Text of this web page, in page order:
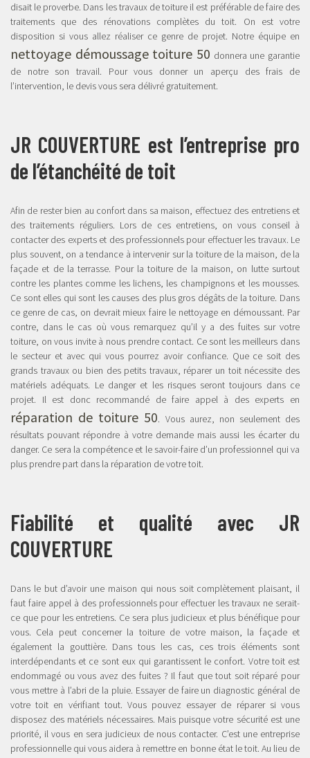
disait le proverbe. Dans les travaux de toiture il est préférable de faire des
traitements que des rénovations complètes du toit. On est votre
disposition si vous allez réaliser ce genre de projet. Notre équipe en
nettoyage démoussage toiture 50 donnera une garantie
de notre son travail. Pour vous donner un aperçu des frais de
l’intervention, le devis vous sera délivré gratuitement.
JR COUVERTURE est l’entreprise pro
de l’étanchéité de toit
Afin de rester bien au confort dans sa maison, effectuez des entretiens et
des traitements réguliers. Lors de ces entretiens, on vous conseil à
contacter des experts et des professionnels pour effectuer les travaux. Le
plus souvent, on a tendance à intervenir sur la toiture de la maison, de la
façade et de la terrasse. Pour la toiture de la maison, on lutte surtout
contre les plantes comme les lichens, les champignons et les mousses.
Ce sont elles qui sont les causes des plus gros dégâts de la toiture. Dans
ce genre de cas, on devrait mieux faire le nettoyage en démoussant. Par
contre, dans le cas où vous remarquez qu’il y a des fuites sur votre
toiture, on vous invite à nous prendre contact. Ce sont les meilleurs dans
le secteur et avec qui vous pourrez avoir confiance. Que ce soit des
grands travaux ou bien des petits travaux, réparer un toit nécessite des
matériels adéquats. Le danger et les risques seront toujours dans ce
projet. Il est donc recommandé de faire appel à des experts en
réparation de toiture 50. Vous aurez, non seulement des
résultats pouvant répondre à votre demande mais aussi les écarter du
danger. Ce sera la compétence et le savoir-faire d’un professionnel qui va
plus prendre part dans la réparation de votre toit.
Fiabilité et qualité avec JR
COUVERTURE
Dans le but d’avoir une maison qui nous soit complètement plaisant, il
faut faire appel à des professionnels pour effectuer les travaux ne serait-
ce que pour les entretiens. Ce sera plus judicieux et plus bénéfique pour
vous. Cela peut concerner la toiture de votre maison, la façade et
également la gouttière. Dans tous les cas, ces trois éléments sont
interdépendants et ce sont eux qui garantissent le confort. Votre toit est
endommagé ou vous avez des fuites ? Il faut que tout soit réparé pour
vous mettre à l’abri de la pluie. Essayer de faire un diagnostic général de
votre toit en vérifiant tout. Vous pouvez essayer de réparer si vous
disposez des matériels nécessaires. Mais puisque votre sécurité est une
priorité, il vous en sera judicieux de nous contacter. C’est une entreprise
professionnelle qui vous aidera à remettre en bonne état le toit. Au lieu de